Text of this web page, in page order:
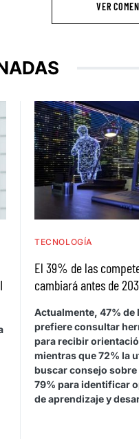
VER
TECNOLOGÍA
El 39% de las
cambiará antes de
Actualmente, 47% de
prefiere consultar
para recibir
mientras que 72% la
buscar consejo sobre
79% para identificar
de aprendizaje y